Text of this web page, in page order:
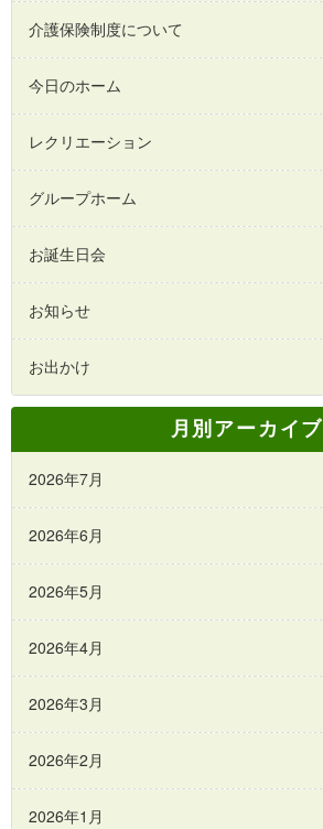
介護保険制度について
今日のホーム
レクリエーション
グループホーム
お誕生日会
お知らせ
お出かけ
月別アーカイブ
2026年7月
2026年6月
2026年5月
2026年4月
2026年3月
2026年2月
2026年1月